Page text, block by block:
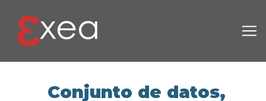
Pasar al contenido principal
Conjunto de datos,